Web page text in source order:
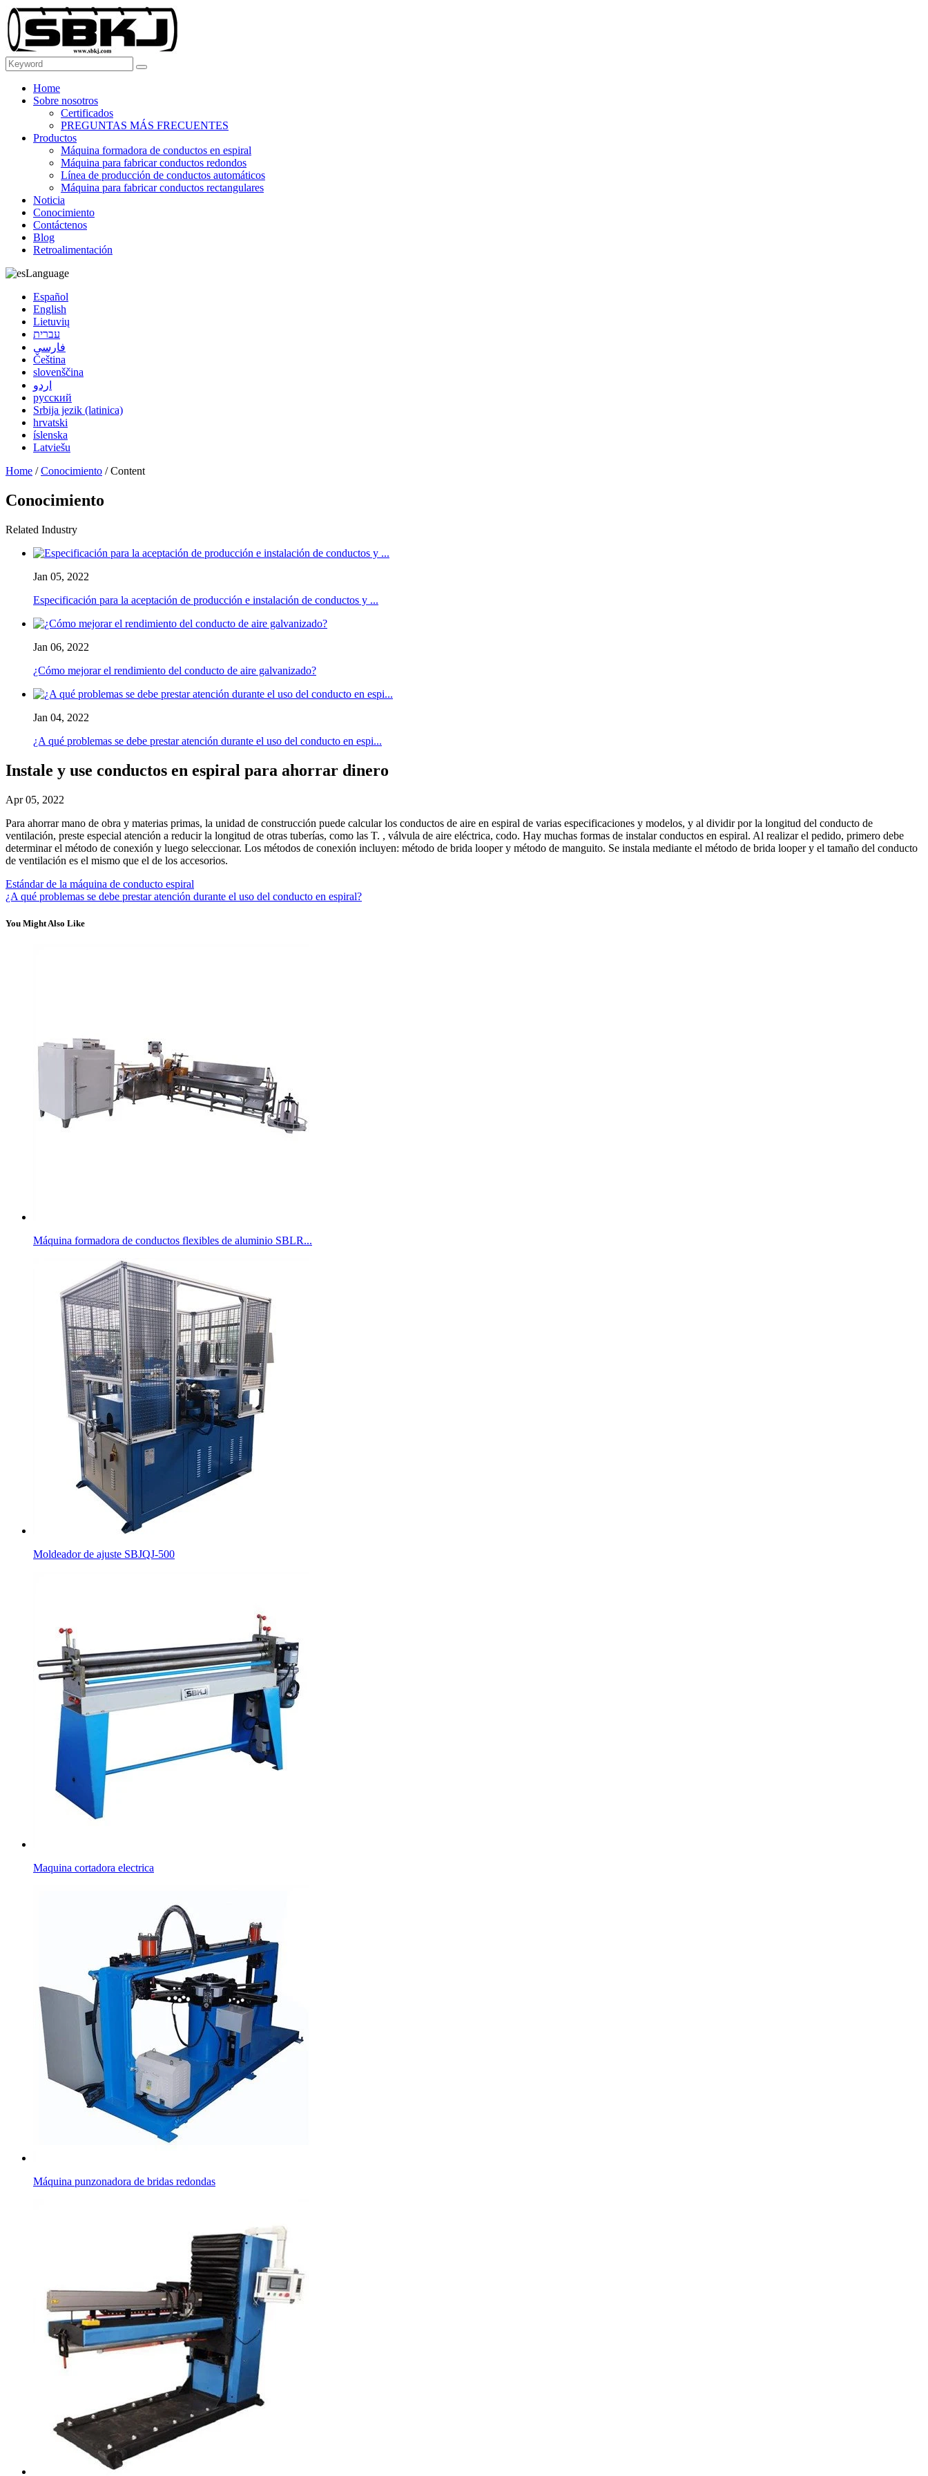
Home
Sobre nosotros
Certificados
PREGUNTAS MÁS FRECUENTES
Productos
Máquina formadora de conductos en espiral
Máquina para fabricar conductos redondos
Línea de producción de conductos automáticos
Máquina para fabricar conductos rectangulares
Noticia
Conocimiento
Contáctenos
Blog
Retroalimentación
Language
Español
English
Lietuvių
עברית
فارسی
Čeština
slovenščina
اردو
русский
Srbija jezik (latinica)
hrvatski
íslenska
Latviešu
Home /Conocimiento / Content
Conocimiento
Related Industry
Jan 05, 2022
Especificación para la aceptación de producción e instalación de conductos y ...
Jan 06, 2022
¿Cómo mejorar el rendimiento del conducto de aire galvanizado?
Jan 04, 2022
¿A qué problemas se debe prestar atención durante el uso del conducto en espi...
Instale y use conductos en espiral para ahorrar dinero
Apr 05, 2022
Para ahorrar mano de obra y materias primas, la unidad de construcción puede calcular los conductos de aire en espiral de varias especificaciones y modelos, y al dividir por la longitud del conducto de
ventilación, preste especial atención a reducir la longitud de otras tuberías, como las T. , válvula de aire eléctrica, codo. Hay muchas formas de instalar conductos en espiral. Al realizar el pedido, primero debe
determinar el método de conexión y luego seleccionar. Los métodos de conexión incluyen: método de brida looper y método de manguito. Se instala mediante el método de brida looper y el tamaño del conducto
de ventilación es el mismo que el de los accesorios.
Estándar de la máquina de conducto espiral
¿A qué problemas se debe prestar atención durante el uso del conducto en espiral?
You Might Also Like
Máquina formadora de conductos flexibles de aluminio SBLR...
Moldeador de ajuste SBJQJ-500
Maquina cortadora electrica
Máquina punzonadora de bridas redondas